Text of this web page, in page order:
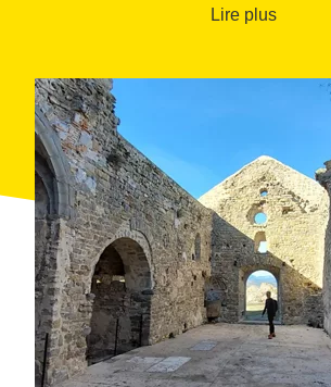
s’agit d’une région naturelle
est idéale pour faire de la randonnée,
VTTou simplement pour profiter de
calme.
Lire plus